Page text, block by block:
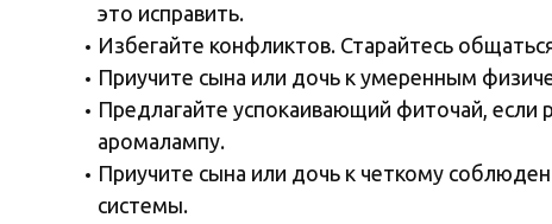
это исправить.
Избегайте конфликтов. Старайтесь
Приучите сына или дочь к умеренным
Предлагайте успокаивающий фиточай, если
аромалампу.
Приучите сына или дочь к четкому
системы.